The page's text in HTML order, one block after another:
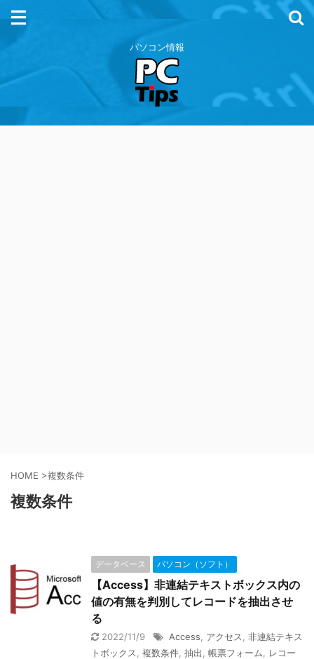
パソコン情報
HOME >複数条件
複数条件
データベース パソコン（ソフト）
【Access】非連結テキストボックス内の
値の有無を判別してレコードを抽出させ
る
2022/11/9 Access アクセス
非連結テキス
トボックス
複数条件 抽出 帳票フォーム
レコー